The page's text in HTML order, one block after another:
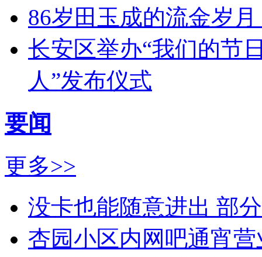
86岁田玉成的流金岁
长安区举办“我们的节
人”发布仪式
要闻
更多>>
没卡也能随意进出 部
杏园小区内网吧通宵